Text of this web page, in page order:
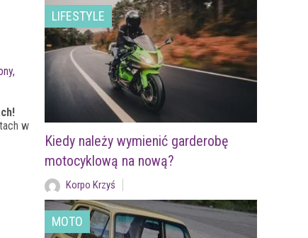
w
LIFESTYLE
Kiedy należy wymienić garderobę
motocyklową na nową?
Korpo Krzyś
MOTO